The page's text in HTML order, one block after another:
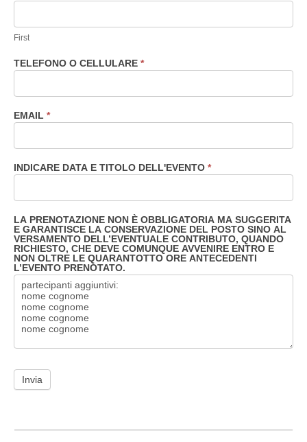
First
TELEFONO O CELLULARE *
EMAIL *
INDICARE DATA E TITOLO DELL'EVENTO *
LA PRENOTAZIONE NON È OBBLIGATORIA MA SUGGERITA
E GARANTISCE LA CONSERVAZIONE DEL POSTO SINO AL
VERSAMENTO DELL’EVENTUALE CONTRIBUTO, QUANDO
RICHIESTO, CHE DEVE COMUNQUE AVVENIRE ENTRO E
NON OLTRE LE QUARANTOTTO ORE ANTECEDENTI
L’EVENTO PRENOTATO.
Invia